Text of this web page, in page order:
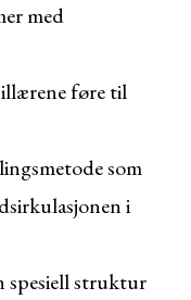
med
føre til
som
i
spesiell struktur